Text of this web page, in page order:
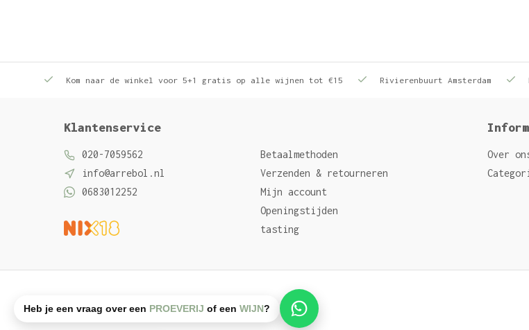
Kom naar de winkel voor 5+1 gratis op alle wijnen tot €15 Rivierenbuurt Amsterdam
Klantenservice
020-7059562
info@arrebol.nl
0683012252
Betaalmethoden
Verzenden & retourneren
Mijn account
Openingstijden
tasting
Over
© Arrebol wijn - Powered byemarkable
Heb je een vraag over een PROEVERIJ of een WIJN?